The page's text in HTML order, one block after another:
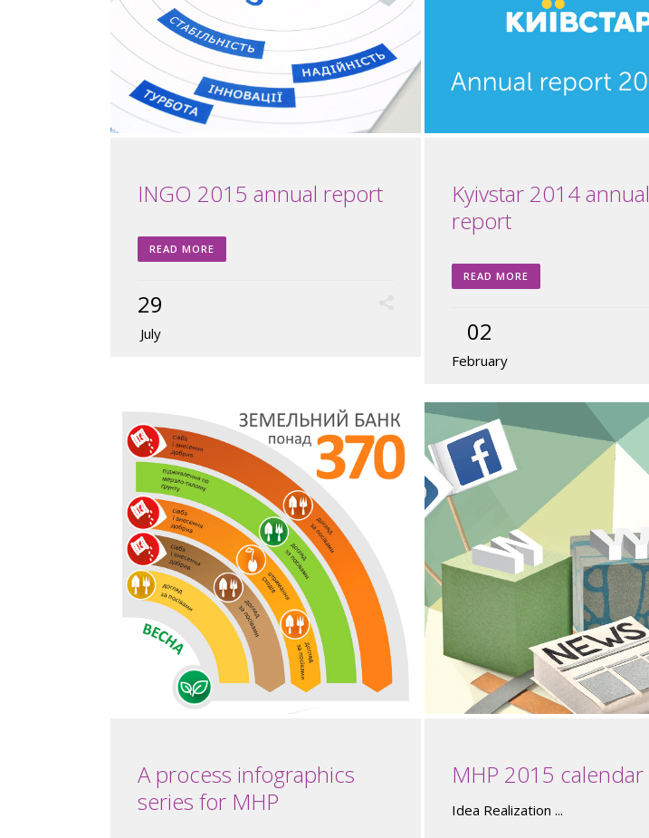
INGO 2015 annual report
READ MORE
29
July
Kyivstar 2014 annual
report
READ MORE
02
February
A process infographics
series for MHP
MHP 2015 calendar
Idea Realization ...